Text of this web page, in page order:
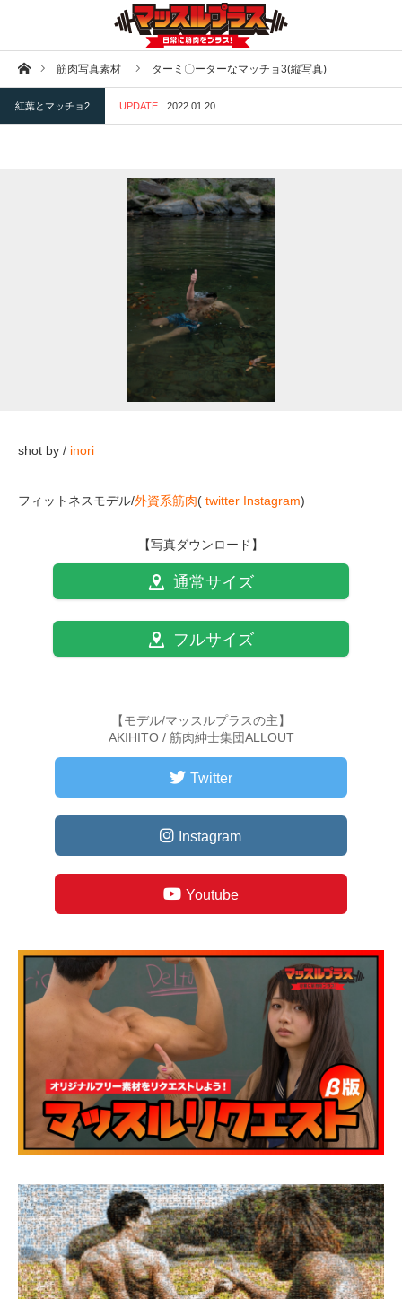
ホーム筋肉写真素材 ターミ〇ーターなマッチョ3(縦写真)
紅葉とマッチョ2 UPDATE 2022.01.20
shot by / inori
フィットネスモデル/外資系筋肉( twitter Instagram)
【写真ダウンロード】
通常サイズ
フルサイズ
【モデル/マッスルプラスの主】
AKIHITO / 筋肉紳士集団ALLOUT
Twitter
Instagram
Youtube